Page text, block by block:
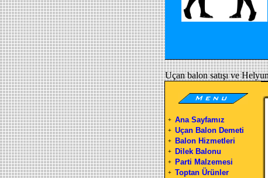
Uçan balon satışı ve
+ Ana Sayfamız
+ Uçan Balon Demeti
+ Balon Hizmetleri
+ Dilek Balonu
+ Parti Malzemesi
+ Toptan Ürünler